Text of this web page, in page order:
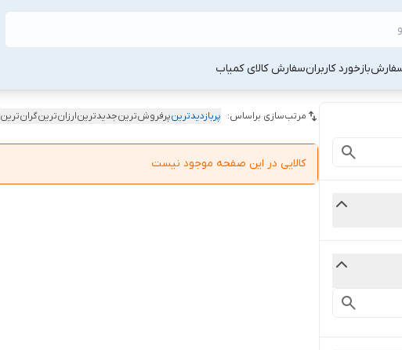
بازخورد کاربرانسفارش کالا‌ی کمیاب
مرتب‌سازی براساس: پربازدیدترینپرفروش‌ترینجدیدترینارزان‌ترینگران‌ترین
کالایی در این صفحه موجود نیست